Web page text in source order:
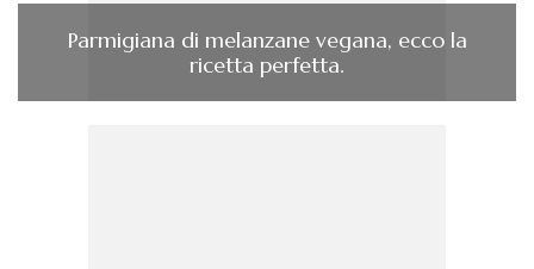
Parmigiana di melanzane vegana, ecco la
ricetta perfetta.